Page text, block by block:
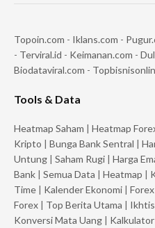
Topoin.com - Iklans.com -
- Terviral.id - Keimanan.com -
Biodataviral.com -
Tools & Data
Heatmap Saham | Heatmap
Kripto | Bunga Bank Sentral |
Untung | Saham Rugi | Harga
Bank | Semua Data | Heatmap |
Time | Kalender Ekonomi |
Forex | Top Berita Utama |
Konversi Mata Uang |